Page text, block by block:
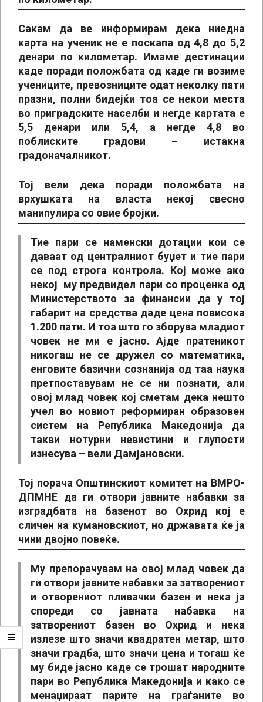
Сакам да ве информирам дека ниедна
карта на ученик не е поскапа од 4,8 до 5,2
денари по километар. Имаме дестинации
каде поради положбата од каде ги возиме
учениците, превозниците одат неколку пати
празни, полни бидејќи тоа се некои места
во приградските населби и негде картата е
5,5 денари или 5,4, а негде 4,8 во
поблиските градови – истакна
градоначалникот.
Тој вели дека поради положбата на
врхушката на власта некој свесно
манипулира со овие бројки.
Тие пари се наменски дотации кои се
даваат од централниот буџет и тие пари
се под строга контрола. Кој може ако
некој му предвидел пари со проценка од
Министерството за финансии да у тој
габарит на средства даде цена повисока
1.200 пати. И тоа што го зборува младиот
човек не ми е јасно. Ајде пратеникот
никогаш не се дружел со математика,
енговите базични сознанија од таа наука
претпоставувам не се ни познати, али
овој млад човек кој сметам дека нешто
учел во новиот реформиран образовен
систем на Република Македонија да
такви нотурни невистини и глупости
изнесува – вели Дамјановски.
Тој порача Општинскиот комитет на ВМРО-
ДПМНЕ да ги отвори јавните набавки за
изградбата на базенот во Охрид кој е
сличен на кумановскиот, но државата ќе ја
чини двојно повеќе.
Му препорачувам на овој млад човек да
ги отвори јавните набавки за затворениот
и отворениот пливачки базен и нека ја
спореди со јавната набавка на
затворениот базен во Охрид и нека
излезе што значи квадратен метар, што
значи градба, што значи цена и тогаш ќе
му биде јасно каде се трошат народните
пари во Република Македонија и како се
менаџираат парите на граѓаните во